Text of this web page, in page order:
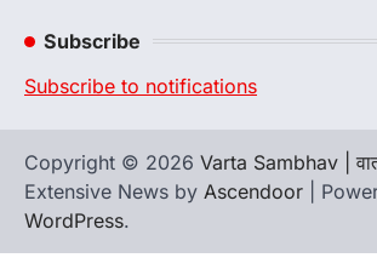
Subscribe
Subscribe to notifications
Copyright © 2026 Varta Sambhav |
Extensive News by Ascendoor |
WordPress.